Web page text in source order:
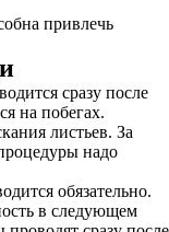
привлечь
сразу после
на побегах.
листьев. За
надо
обязательно.
в следующем